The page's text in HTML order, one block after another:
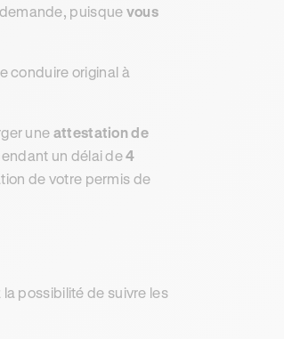
puisque vous
conduire original à
une attestation de
un délai de4
de votre permis de
possibilité de suivre les